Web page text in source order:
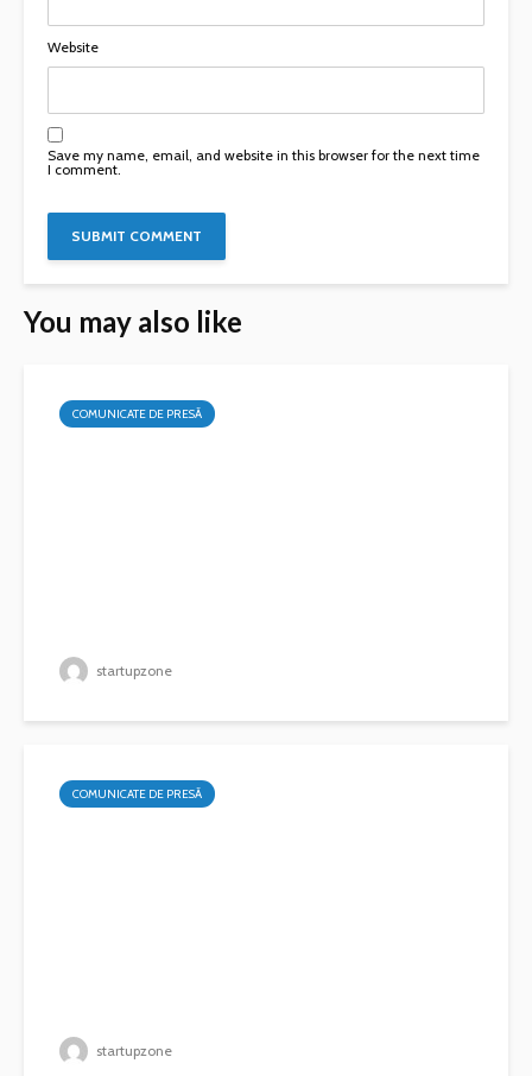
Website
Save my name, email, and website in this browser for the next time
I comment.
You may also like
COMUNICATE DE PRESĂ
startupzone
COMUNICATE DE PRESĂ
startupzone